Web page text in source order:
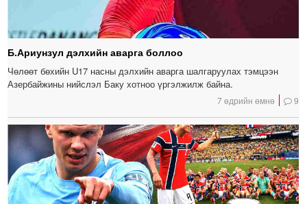
Б.Ариунзул дэлхийн аварга боллоо
Чөлөөт бөхийн U17 насны дэлхийн аварга шалгаруулах тэмцээн
Азербайжины нийслэл Баку хотноо үргэлжилж байна.
7 өдрийн өмнө 9